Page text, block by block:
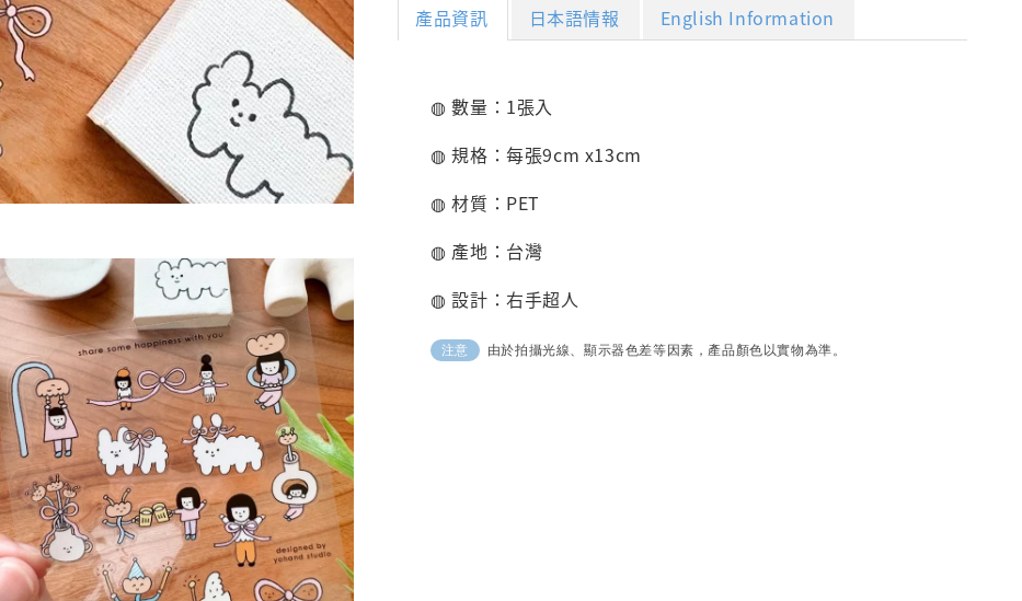
產品資訊 日本語情報 English Information
◍ 數量：1張入
◍ 規格：每張9cm x13cm
◍ 材質：PET
◍ 產地：台灣
◍ 設計：右手超人
注意 由於拍攝光線、顯示器色差等因素，產品顏色以實物為準。